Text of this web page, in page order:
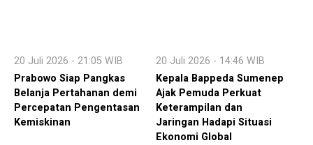
20 Juli 2026 - 21:05 WIB
Prabowo Siap Pangkas
Belanja Pertahanan demi
Percepatan Pengentasan
Kemiskinan
20 Juli 2026 - 14:46 WIB
Kepala Bappeda Sumenep
Ajak Pemuda Perkuat
Keterampilan dan
Jaringan Hadapi Situasi
Ekonomi Global